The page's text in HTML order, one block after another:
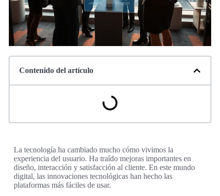
Contenido del artículo
La tecnología ha cambiado mucho cómo vivimos la
experiencia del usuario. Ha traído mejoras importantes en
diseño, interacción y satisfacción al cliente. En este mundo
digital, las innovaciones tecnológicas han hecho las
plataformas más fáciles de usar.